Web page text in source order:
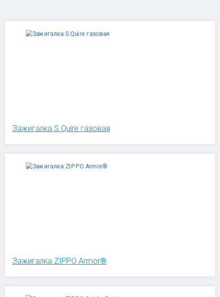
Зажигалка S.Quire газовая
Зажигалка ZIPPO Armor®